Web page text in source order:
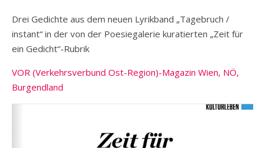
Drei Gedichte aus dem neuen Lyrikband „Tagebruch /
instant“ in der von der Poesiegalerie kuratierten „Zeit für
ein Gedicht“-Rubrik
VOR (Verkehrsverbund Ost-Region)-Magazin Wien, NÖ,
Burgendland